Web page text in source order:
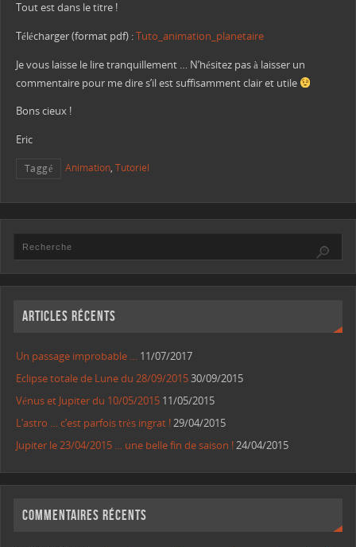
Tout est dans le titre !
Télécharger (format pdf) :Tuto_animation_planetaire
Je vous laisse le lire tranquillement … N’hésitez pas à laisser un
commentaire pour me dire s’il est suffisamment clair et utile
Bons cieux !
Eric
Taggé Animation,Tutoriel
Articles récents
Un passage improbable … 11/07/2017
Eclipse totale de Lune du 28/09/201530/09/2015
Vénus et Jupiter du 10/05/2015 11/05/2015
L’astro … c’est parfois très ingrat !29/04/2015
Jupiter le 23/04/2015 … une belle fin de saison !24/04/2015
Commentaires récents